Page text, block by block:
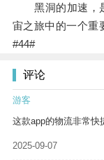
黑洞的加速，是
宙之旅中的一个重
#44#
评论
游客
这款app的物流非常快
2025-09-07